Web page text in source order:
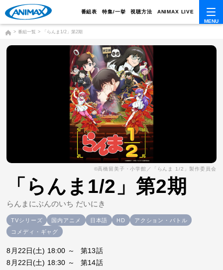
番組表 特集/一挙 視聴方法 ANIMAX LIVE
番組一覧 「らんま1/2」第2期
©高橋留美子・小学館／「らんま 1/2」製作委員会
「らんま1/2」第2期
らんまにぶんのいち だいにき
TVシリーズ 国内アニメ 日本語 HD
アクション・バトル
コメディ・ギャグ
8月22日(土) 18:00 ～ 第13話
8月22日(土) 18:30 ～ 第14話